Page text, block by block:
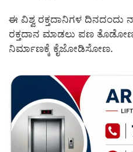
ಈ ವಿಶ್ವ ರಕ್ತದಾನಿಗಳ ದಿನದಂದು
ರಕ್ತದಾನ ಮಾಡಲು ಪಣ
ನಿರ್ಮಾಣಕ್ಕೆ ಕೈಜೋಡಿಸೋಣ.